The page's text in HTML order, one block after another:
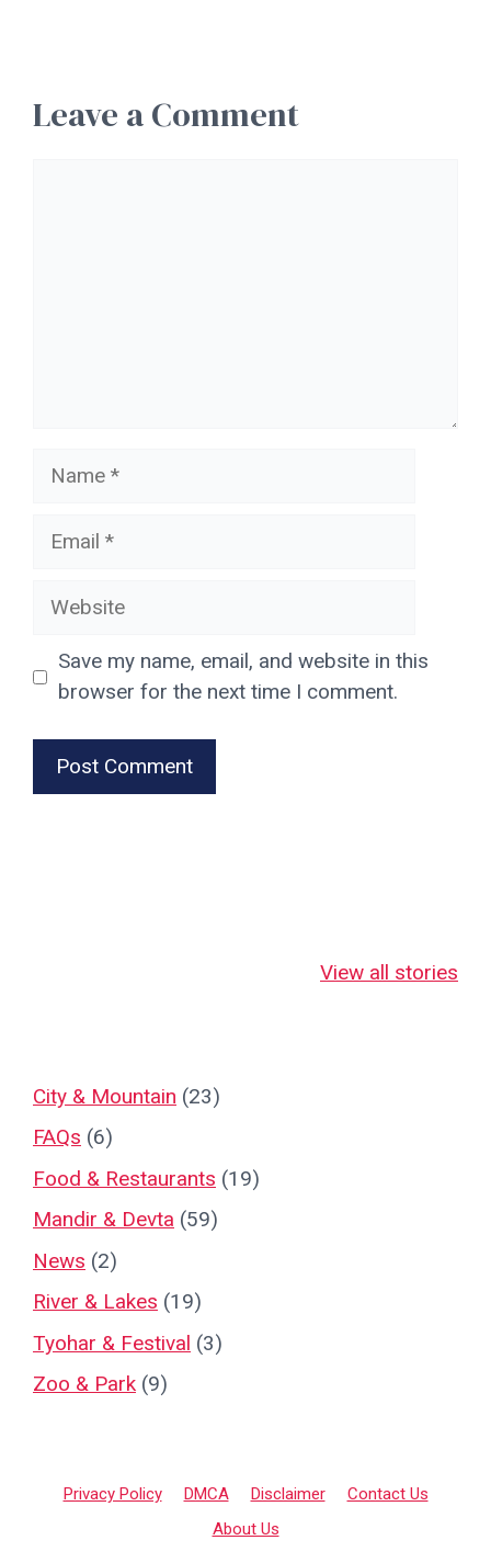
Leave a Comment
Name
Email
Website
Save my name, email, and website in this
browser for the next time I comment.
View all stories
भुजाओं से देती हैं
का दिव्य रहस्य
City & Mountain (23)
FAQs (6)
Food & Restaurants (19)
Mandir & Devta (59)
News (2)
River & Lakes (19)
Tyohar & Festival (3)
Zoo & Park (9)
Privacy Policy DMCA Disclaimer
Contact Us
About Us